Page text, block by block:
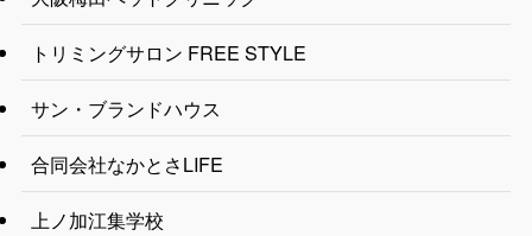
トリミングサロン FREE STYLE
サン・ブランドハウス
合同会社なかとさLIFE
上ノ加江集学校